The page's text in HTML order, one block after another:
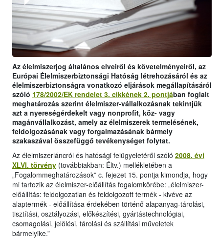
Az élelmiszerjog általános elveiről és követelményeiről, az
Európai Élelmiszerbiztonsági Hatóság létrehozásáról és az
élelmiszerbiztonságra vonatkozó eljárások megállapításáról
szóló 178/2002/EK rendelet 3. cikkének 2. pontjában foglalt
meghatározás szerint élelmiszer-vállalkozásnak tekintjük
azt a nyereségérdekelt vagy nonprofit, köz- vagy
magánvállalkozást, amely az élelmiszerek termelésének,
feldolgozásának vagy forgalmazásának bármely
szakaszával összefüggő tevékenységet folytat.
Az élelmiszerláncról és hatósági felügyeletéről szóló 2008. évi
XLVI. törvény (továbbiakban: Éltv.) mellékletében a
„Fogalommeghatározások” c. fejezet 15. pontja kimondja, hogy
mi tartozik az élelmiszer-előállítás fogalomkörébe: „élelmiszer-
előállítás: feldolgozatlan és feldolgozott termék - kivéve az
alaptermék - előállítása érdekében történő alapanyag-tárolási,
tisztítási, osztályozási, előkészítési, gyártástechnológiai,
csomagolási, jelölési, tárolási és szállítási műveletek
bármelyike.”